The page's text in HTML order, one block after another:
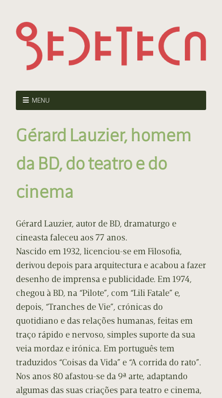
MENU
Gérard Lauzier, homem
da BD, do teatro e do
cinema
Gérard Lauzier, autor de BD, dramaturgo e
cineasta faleceu aos 77 anos.
Nascido em 1932, licenciou-se em Filosofia,
derivou depois para arquitectura e acabou a fazer
desenho de imprensa e publicidade. Em 1974,
chegou à BD, na “Pilote”, com “Lili Fatale” e,
depois, “Tranches de Vie”, crónicas do
quotidiano e das relações humanas, feitas em
traço rápido e nervoso, simples suporte da sua
veia mordaz e irónica. Em português tem
traduzidos “Coisas da Vida” e “A corrida do rato”.
Nos anos 80 afastou-se da 9ª arte, adaptando
algumas das suas criações para teatro e cinema,